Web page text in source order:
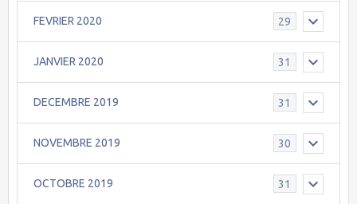
FEVRIER 2020 29
JANVIER 2020 31
DECEMBRE 2019 31
NOVEMBRE 2019 30
OCTOBRE 2019 31